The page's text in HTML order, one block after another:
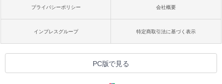
プライバシーポリシー 会社概要
インプレスグループ 特定商取引法に基づく表示
PC版で見る